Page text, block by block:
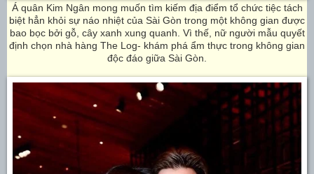
Á quân Kim Ngân mong muốn tìm kiếm địa điểm tổ chức tiệc tách
biệt hẳn khỏi sự náo nhiệt của Sài Gòn trong một không gian được
bao bọc bởi gỗ, cây xanh xung quanh. Vì thế, nữ người mẫu quyết
định chọn nhà hàng The Log- khám phá ẩm thực trong không gian
độc đáo giữa Sài Gòn.